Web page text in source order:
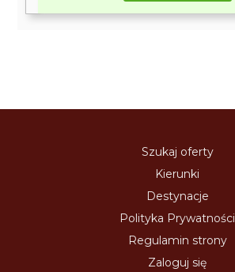
Szukaj oferty
Kierunki
Destynacje
Polityka Prywatności
Regulamin strony
Zaloguj się